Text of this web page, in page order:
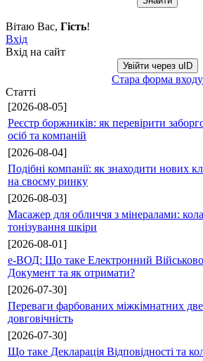
Вітаю Вас, Гість!
Вхід
Вхід на сайт
Увійти через uID
Стара форма входу
Статті
[2026-08-05]
Реєстр боржників: як перевірити
осіб та компаній
[2026-08-04]
Подібні компанії: як знаходити нових
на своєму ринку
[2026-08-03]
Масажер для обличчя з мінералами:
тонізування шкіри
[2026-08-01]
е-ВОД: Що таке Електронний
Документ та як отримати?
[2026-07-30]
Переваги фарбованих міжкімнатних
довговічність
[2026-07-30]
Що таке Декларація Відповідності та